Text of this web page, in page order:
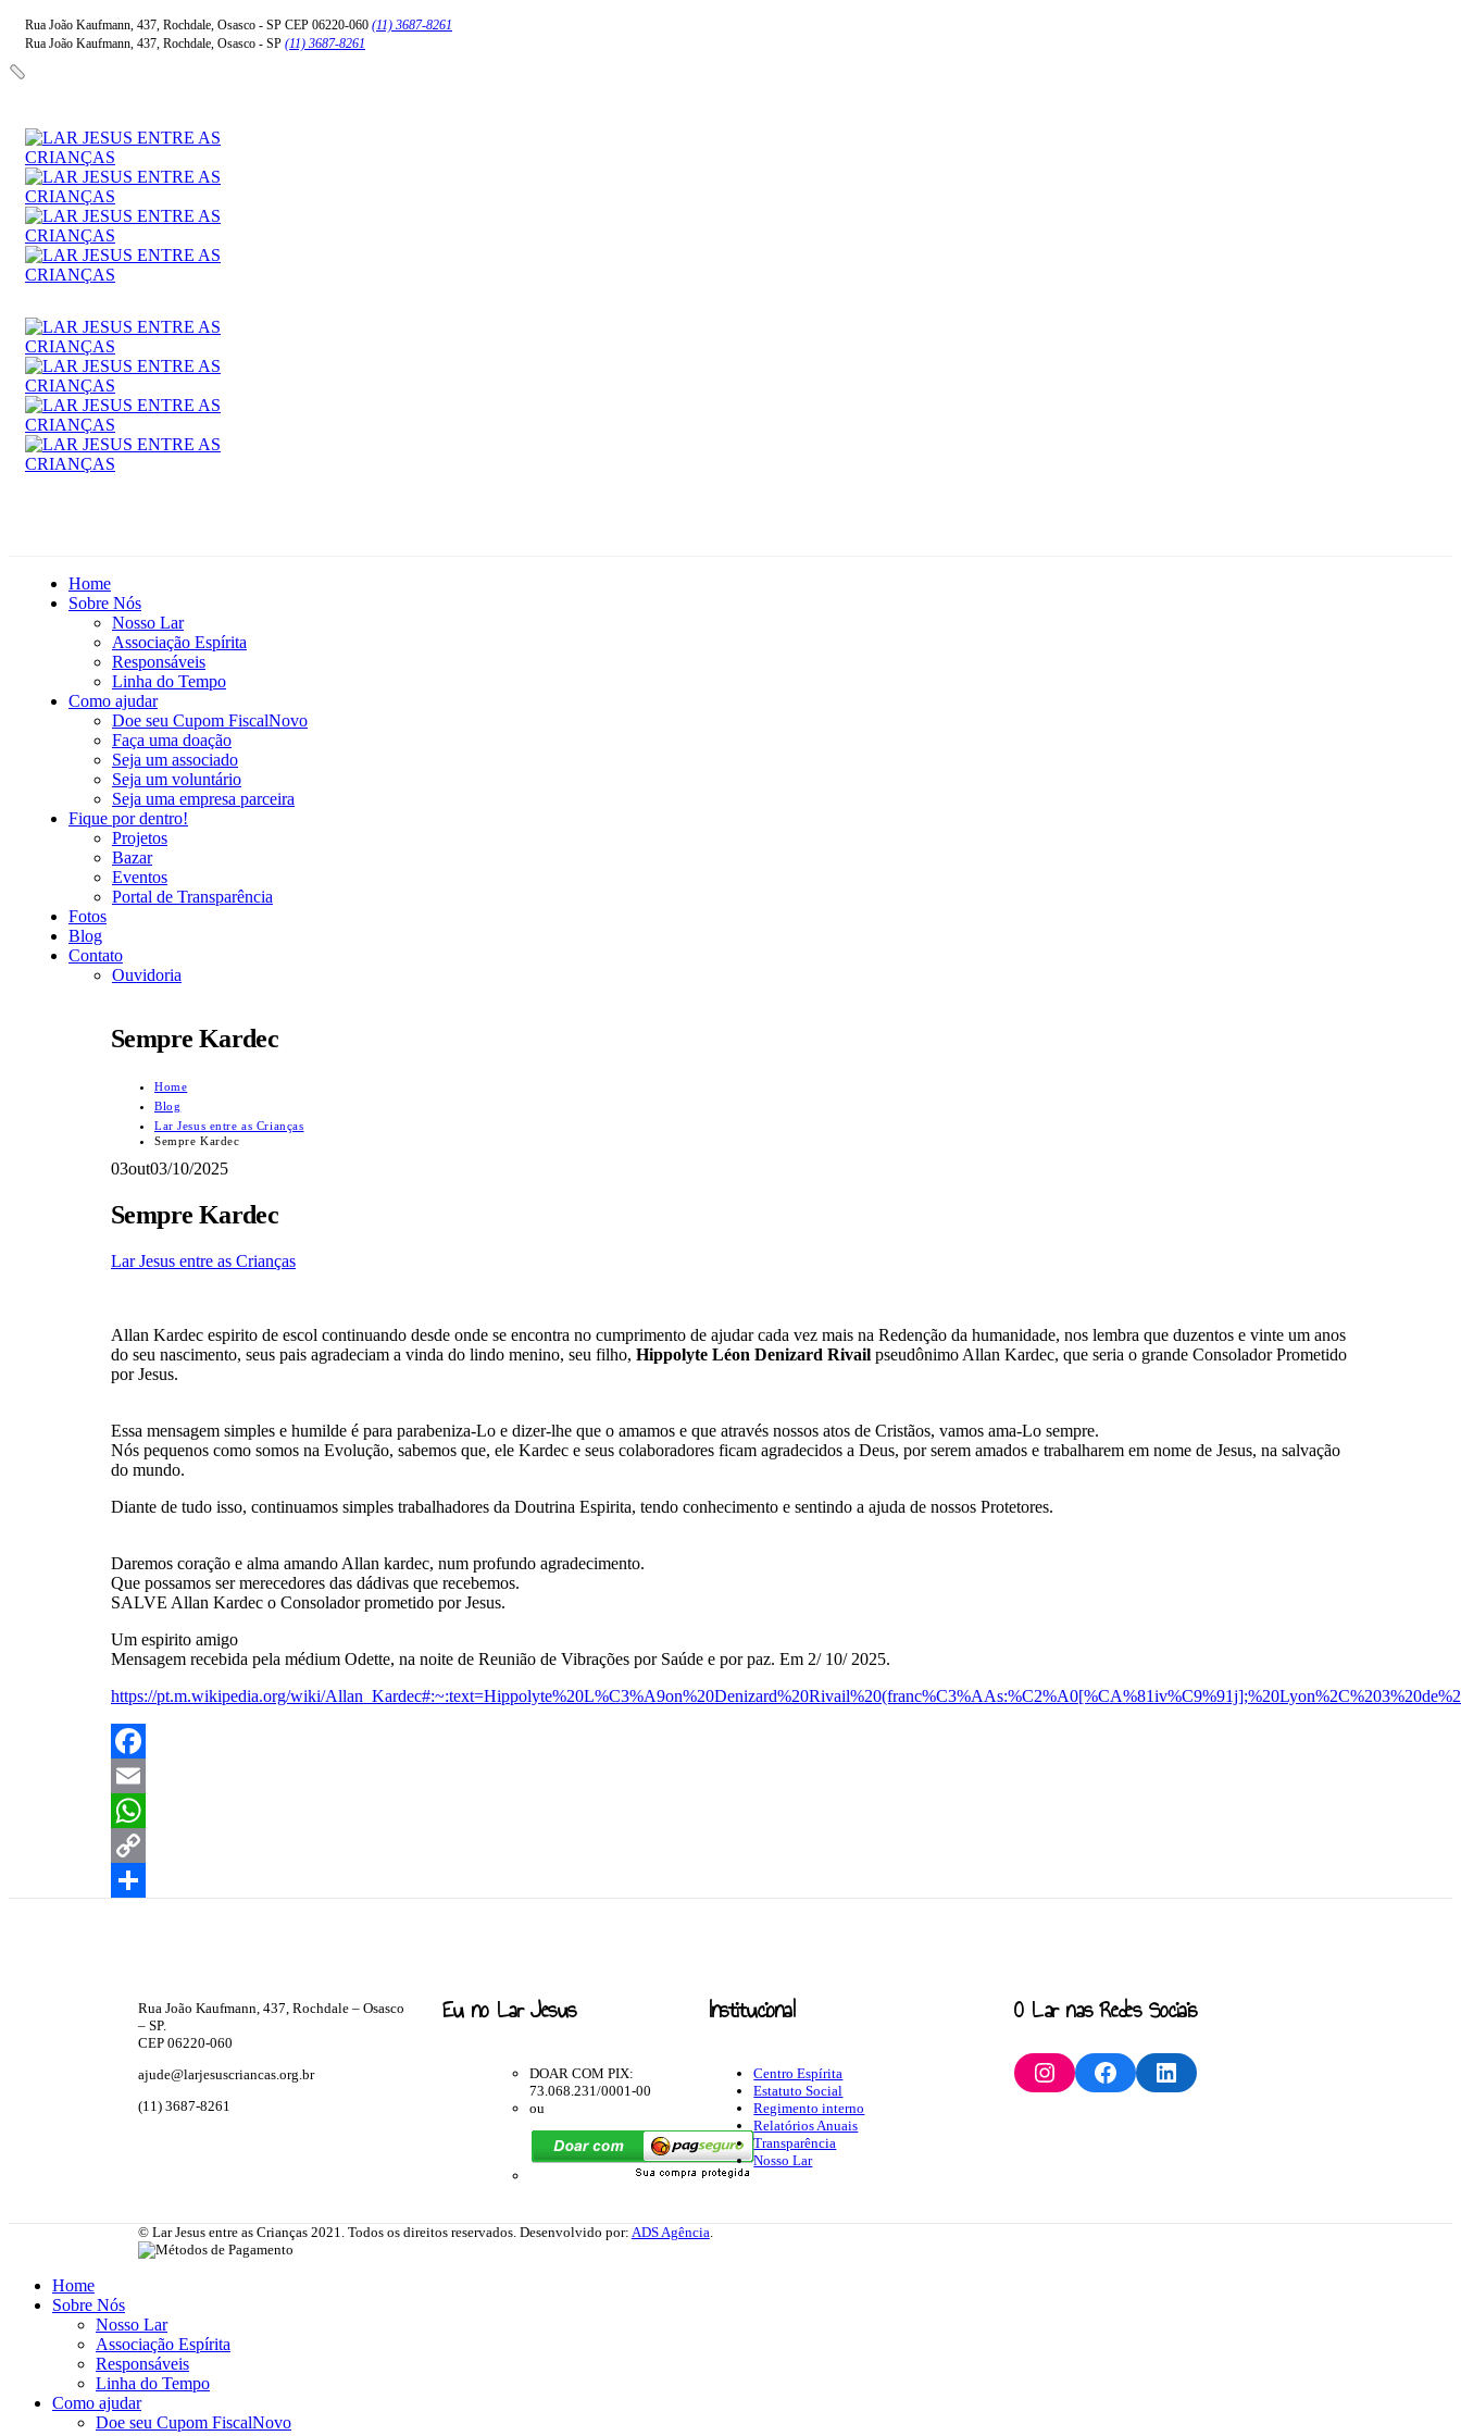
Rua João Kaufmann, 437, Rochdale, Osasco - SP CEP 06220-060 (11) 3687-8261
Rua João Kaufmann, 437, Rochdale, Osasco - SP (11) 3687-8261
Home
Sobre Nós
Nosso Lar
Associação Espírita
Responsáveis
Linha do Tempo
Como ajudar
Doe seu Cupom FiscalNovo
Faça uma doação
Seja um associado
Seja um voluntário
Seja uma empresa parceira
Fique por dentro!
Projetos
Bazar
Eventos
Portal de Transparência
Fotos
Blog
Contato
Ouvidoria
Sempre Kardec
Home
Blog
Lar Jesus entre as Crianças
Sempre Kardec
03out03/10/2025
Sempre Kardec
Lar Jesus entre as Crianças
Allan Kardec espirito de escol continuando desde onde se encontra no cumprimento de ajudar cada vez mais na Redenção da humanidade, nos lembra que duzentos e vinte um anos
do seu nascimento, seus pais agradeciam a vinda do lindo menino, seu filho, Hippolyte Léon Denizard Rivail pseudônimo Allan Kardec, que seria o grande Consolador Prometido
por Jesus.
Essa mensagem simples e humilde é para parabeniza-Lo e dizer-lhe que o amamos e que através nossos atos de Cristãos, vamos ama-Lo sempre.
Nós pequenos como somos na Evolução, sabemos que, ele Kardec e seus colaboradores ficam agradecidos a Deus, por serem amados e trabalharem em nome de Jesus, na salvação
do mundo.
Diante de tudo isso, continuamos simples trabalhadores da Doutrina Espirita, tendo conhecimento e sentindo a ajuda de nossos Protetores.
Daremos coração e alma amando Allan kardec, num profundo agradecimento.
Que possamos ser merecedores das dádivas que recebemos.
SALVE Allan Kardec o Consolador prometido por Jesus.
Um espirito amigo
Mensagem recebida pela médium Odette, na noite de Reunião de Vibrações por Saúde e por paz. Em 2/ 10/ 2025.
https://pt.m.wikipedia.org/wiki/
Facebook
Email
WhatsApp
Copy
Rua João Kaufmann, 437, Rochdale – Osasco
– SP.
CEP 06220-060
ajude@larjesuscriancas.org.br
(11) 3687-8261
Eu no Lar Jesus
DOAR COM PIX:
73.068.231/0001-00
ou
Institucional
Centro Espírita
Estatuto Social
Regimento interno
Relatórios Anuais
Transparência
Nosso Lar
O Lar nas Redes Sociais
InstagramFacebookLinkedIn
© Lar Jesus entre as Crianças 2021. Todos os direitos reservados. Desenvolvido por: ADS Agência.
Home
Sobre Nós
Nosso Lar
Associação Espírita
Responsáveis
Linha do Tempo
Como ajudar
Doe seu Cupom FiscalNovo